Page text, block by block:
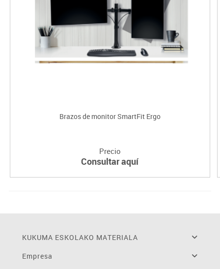
Brazos de monitor SmartFit Ergo
Precio
Consultar aquí
KUKUMA ESKOLAKO MATERIALA
Empresa